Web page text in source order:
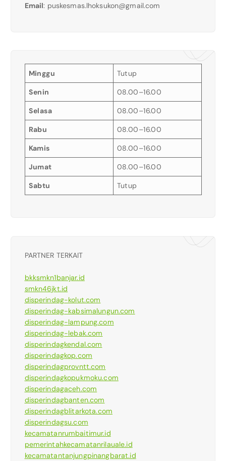
Email: puskesmas.lhoksukon@gmail.com
Minggu Tutup
Senin 08.00–16.00
Selasa 08.00–16.00
Rabu 08.00–16.00
Kamis 08.00–16.00
Jumat 08.00–16.00
Sabtu Tutup
PARTNER TERKAIT
bkksmkn1banjar.id
smkn46jkt.id
disperindag-kolut.com
disperindag-kabsimalungun.com
disperindag-lampung.com
disperindag-lebak.com
disperindagkendal.com
disperindagkop.com
disperindagprovntt.com
disperindagkopukmoku.com
disperindagaceh.com
disperindagbanten.com
disperindagblitarkota.com
disperindagsu.com
kecamatanrumbaitimur.id
pemerintahkecamatanrilauale.id
kecamatantanjungpinangbarat.id